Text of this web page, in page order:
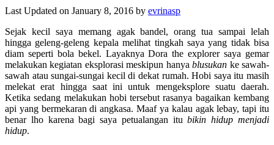
Last Updated on January 8, 2016 by evrinasp
Sejak kecil saya memang agak bandel, orang tua sampai lelah
hingga geleng-geleng kepala melihat tingkah saya yang tidak bisa
diam seperti bola bekel. Layaknya Dora the explorer saya gemar
melakukan kegiatan eksplorasi meskipun hanyablusukan ke sawah-
sawah atau sungai-sungai kecil di dekat rumah. Hobi saya itu masih
melekat erat hingga saat ini untuk mengeksplore suatu daerah.
Ketika sedang melakukan hobi tersebut rasanya bagaikan kembang
api yang bermekaran di angkasa. Maaf ya kalau agak lebay, tapi itu
benar lho karena bagi saya petualangan itubikin hidup menjadi
hidup.